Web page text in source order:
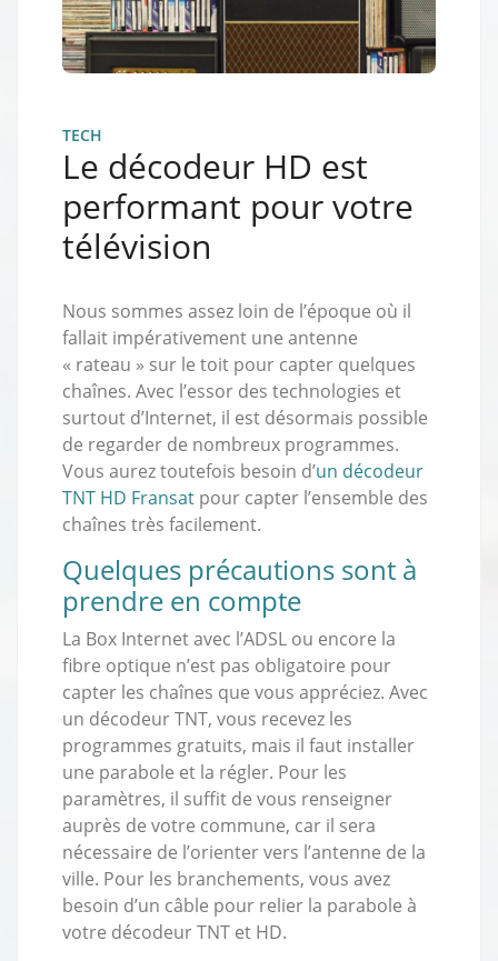
TECH
Le décodeur HD est
performant pour votre
télévision
Nous sommes assez loin de l’époque où il
fallait impérativement une antenne
« rateau » sur le toit pour capter quelques
chaînes. Avec l’essor des technologies et
surtout d’Internet, il est désormais possible
de regarder de nombreux programmes.
Vous aurez toutefois besoin d’un décodeur
TNT HD Fransat pour capter l’ensemble des
chaînes très facilement.
Quelques précautions sont à
prendre en compte
La Box Internet avec l’ADSL ou encore la
fibre optique n’est pas obligatoire pour
capter les chaînes que vous appréciez. Avec
un décodeur TNT, vous recevez les
programmes gratuits, mais il faut installer
une parabole et la régler. Pour les
paramètres, il suffit de vous renseigner
auprès de votre commune, car il sera
nécessaire de l’orienter vers l’antenne de la
ville. Pour les branchements, vous avez
besoin d’un câble pour relier la parabole à
votre décodeur TNT et HD.